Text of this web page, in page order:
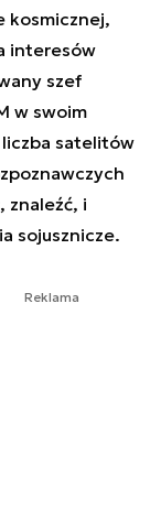
kosmicznej,
interesów
szef
w swoim
satelitów
znaleźć, i
sojusznicze.
Reklama